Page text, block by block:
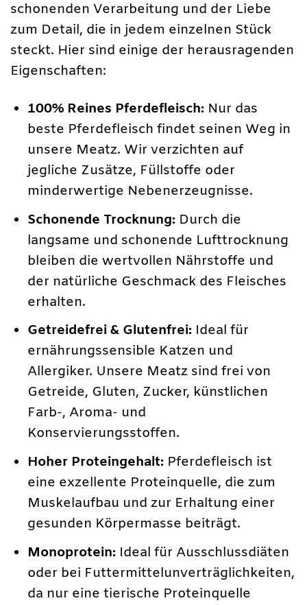
schonenden Verarbeitung und der Liebe
zum Detail, die in jedem einzelnen Stück
steckt. Hier sind einige der herausragenden
Eigenschaften:
100% Reines Pferdefleisch: Nur das
beste Pferdefleisch findet seinen Weg in
unsere Meatz. Wir verzichten auf
jegliche Zusätze, Füllstoffe oder
minderwertige Nebenerzeugnisse.
Schonende Trocknung: Durch die
langsame und schonende Lufttrocknung
bleiben die wertvollen Nährstoffe und
der natürliche Geschmack des Fleisches
erhalten.
Getreidefrei & Glutenfrei: Ideal für
ernährungssensible Katzen und
Allergiker. Unsere Meatz sind frei von
Getreide, Gluten, Zucker, künstlichen
Farb-, Aroma- und
Konservierungsstoffen.
Hoher Proteingehalt: Pferdefleisch ist
eine exzellente Proteinquelle, die zum
Muskelaufbau und zur Erhaltung einer
gesunden Körpermasse beiträgt.
Monoprotein: Ideal für Ausschlussdiäten
oder bei Futtermittelunverträglichkeiten,
da nur eine tierische Proteinquelle